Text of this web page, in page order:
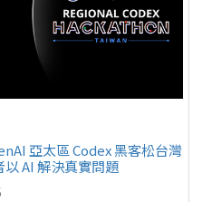
亞太區 Codex 黑客松台灣
AI 解決真實問題